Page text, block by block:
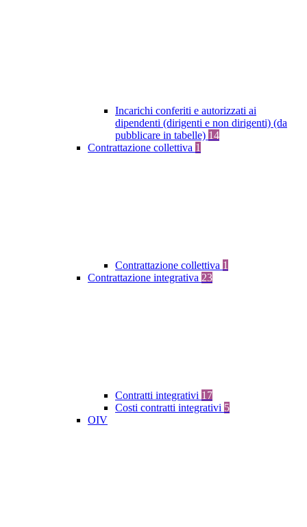
Incarichi conferiti e autorizzati ai
dipendenti (dirigenti e non dirigenti) (da
pubblicare in tabelle) 14
Contrattazione collettiva 1
Contrattazione collettiva 1
Contrattazione integrativa 23
Contratti integrativi 17
Costi contratti integrativi 5
OIV